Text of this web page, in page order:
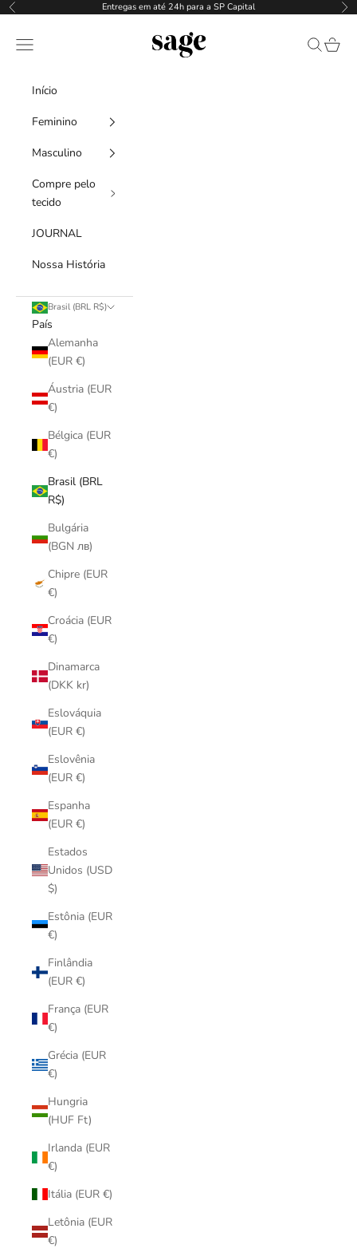
Pular para o conteúdo
Anterior Entregas em até 24h para a SP Capital
SAGE
Menu Pesquisar
Início
Feminino
Masculino
Compre pelo
tecido
JOURNAL
Nossa História
Brasil (BRL R$)
País
Alemanha
(EUR €)
Áustria (EUR
€)
Bélgica (EUR
€)
Brasil (BRL
R$)
Bulgária
(BGN лв)
Chipre (EUR
€)
Croácia (EUR
€)
Dinamarca
(DKK kr)
Eslováquia
(EUR €)
Eslovênia
(EUR €)
Espanha
(EUR €)
Estados
Unidos (USD
$)
Estônia (EUR
€)
Finlândia
(EUR €)
França (EUR
€)
Grécia (EUR
€)
Hungria
(HUF Ft)
Irlanda (EUR
€)
Itália (EUR €)
Letônia (EUR
€)